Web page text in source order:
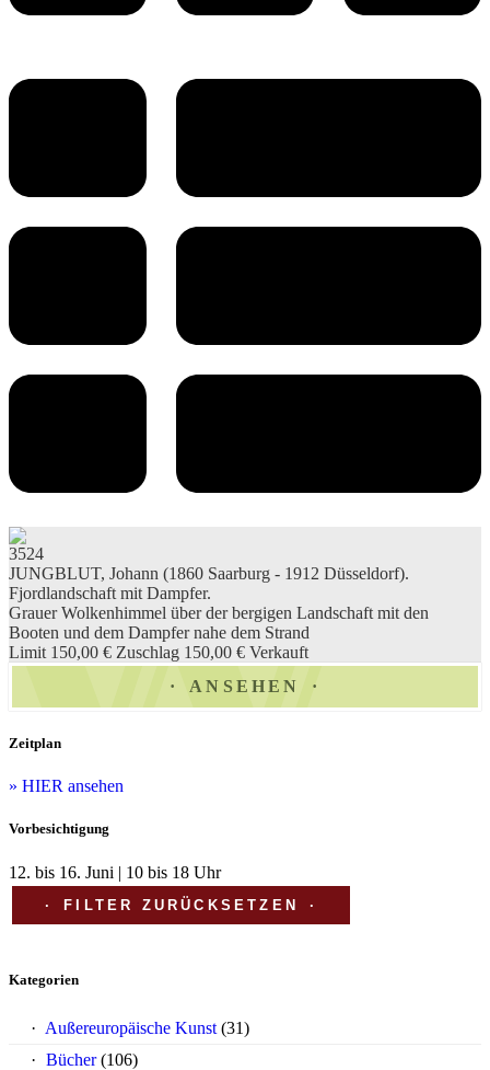
3524
JUNGBLUT, Johann (1860 Saarburg - 1912 Düsseldorf).
Fjordlandschaft mit Dampfer.
Grauer Wolkenhimmel über der bergigen Landschaft mit den
Booten und dem Dampfer nahe dem Strand
Limit 150,00 € Zuschlag 150,00 € Verkauft
ANSEHEN
Zeitplan
» HIER ansehen
Vorbesichtigung
12. bis 16. Juni | 10 bis 18 Uhr
FILTER ZURÜCKSETZEN
Kategorien
Außereuropäische Kunst (31)
Bücher (106)